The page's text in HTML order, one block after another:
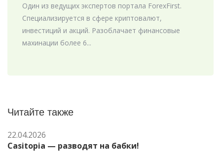
Один из ведущих экспертов портала ForexFirst.
Специализируется в сфере криптовалют,
инвестиций и акций. Разоблачает финансовые
махинации более 6...
Читайте также
22.04.2026
Casitopia — разводят на бабки!